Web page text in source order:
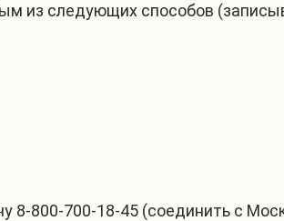
из следующих способов
8-800-700-18-45 (соединить с